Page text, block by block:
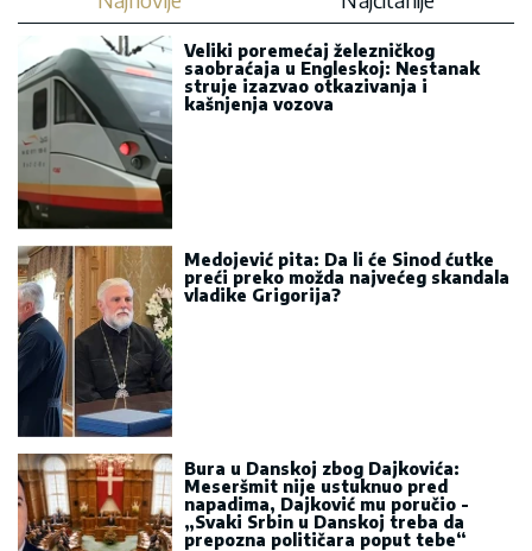
Veliki poremećaj železničkog
saobraćaja u Engleskoj: Nestanak
struje izazvao otkazivanja i
kašnjenja vozova
Medojević pita: Da li će Sinod ćutke
preći preko možda najvećeg skandala
vladike Grigorija?
Bura u Danskoj zbog Dajkovića:
Meseršmit nije ustuknuo pred
napadima, Dajković mu poručio -
„Svaki Srbin u Danskoj treba da
prepozna političara poput tebe“